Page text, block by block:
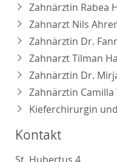
Zahnärztin Rabea
Zahnarzt Nils
Zahnärztin Dr.
Zahnarzt Tilman
Zahnärztin Dr.
Zahnärztin
Kieferchirurgin
Kontakt